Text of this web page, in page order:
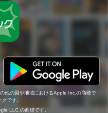
他の国や地域におけるApple Inc.の商標で
です。
LLC の商標です。